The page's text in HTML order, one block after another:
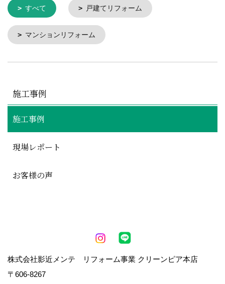
すべて 戸建てリフォーム
マンションリフォーム
施工事例
施工事例
現場レポート
お客様の声
株式会社影近メンテ リフォーム事業 クリーンピア本店
〒606-8267